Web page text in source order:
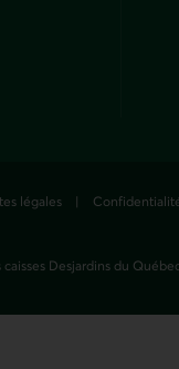
légales
caisses Desjardins du